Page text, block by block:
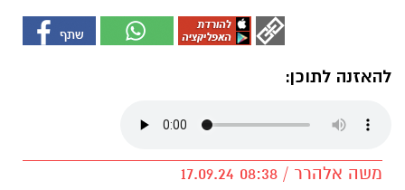
להאזנה לתוכן:
משה אלהרר / 08:38 17.09.24